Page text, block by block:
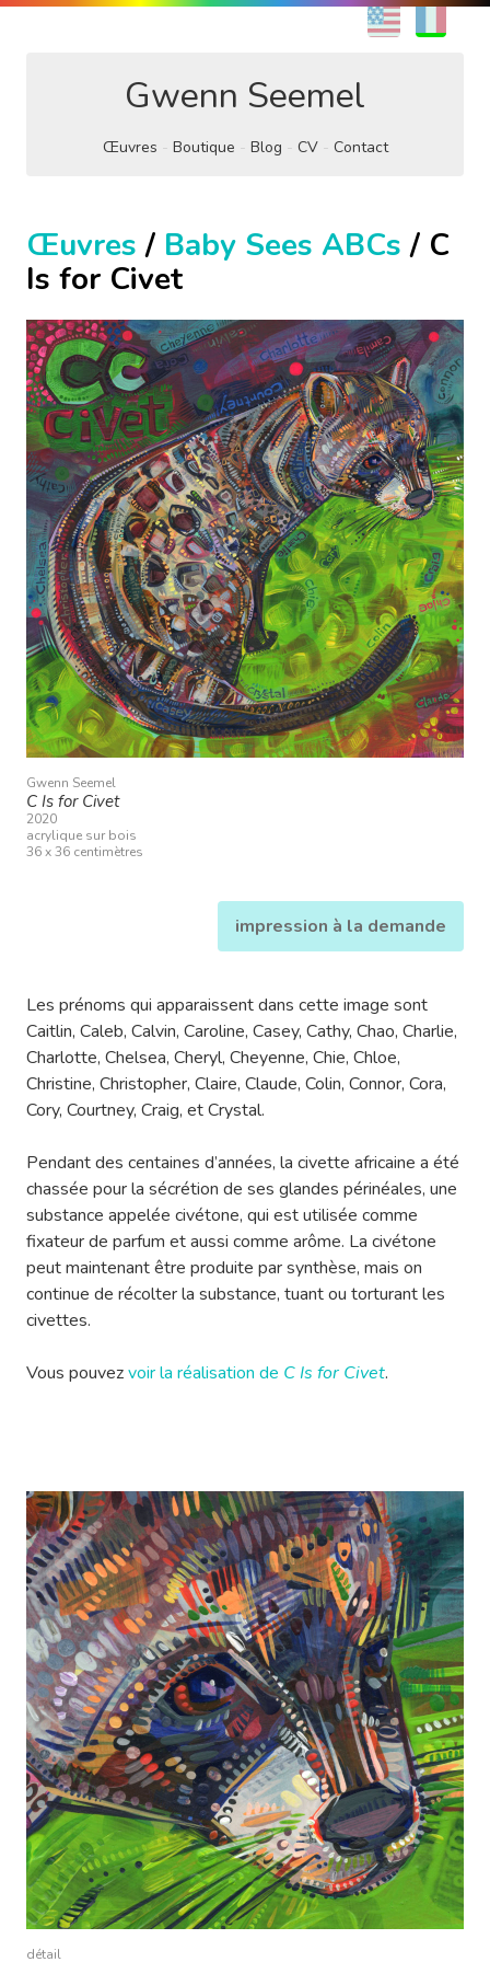
EN
Gwenn Seemel
Œuvres Boutique Blog CV Contact
Œuvres / Baby Sees ABCs / C
Is for Civet
Gwenn Seemel
C Is for Civet
2020
acrylique sur bois
36 x 36 centimètres
impression à la demande
Les prénoms qui apparaissent dans cette image sont
Caitlin, Caleb, Calvin, Caroline, Casey, Cathy, Chao, Charlie,
Charlotte, Chelsea, Cheryl, Cheyenne, Chie, Chloe,
Christine, Christopher, Claire, Claude, Colin, Connor, Cora,
Cory, Courtney, Craig, et Crystal.
Pendant des centaines d’années, la civette africaine a été
chassée pour la sécrétion de ses glandes périnéales, une
substance appelée civétone, qui est utilisée comme
fixateur de parfum et aussi comme arôme. La civétone
peut maintenant être produite par synthèse, mais on
continue de récolter la substance, tuant ou torturant les
civettes.
Vous pouvezvoir la réalisation de C Is for Civet.
détail